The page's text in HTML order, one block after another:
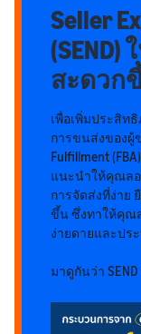
Seller
สะดวก
เพื่อเพิ่มประสิท
การขนส่งของผู้
Fulfillment
แนะนำให้คุณลอ
การจัดส่งที่ง่าย
ขึ้น ซึ่งทาให้คุณ
ง่ายดายและปร
มาดูกันว่า